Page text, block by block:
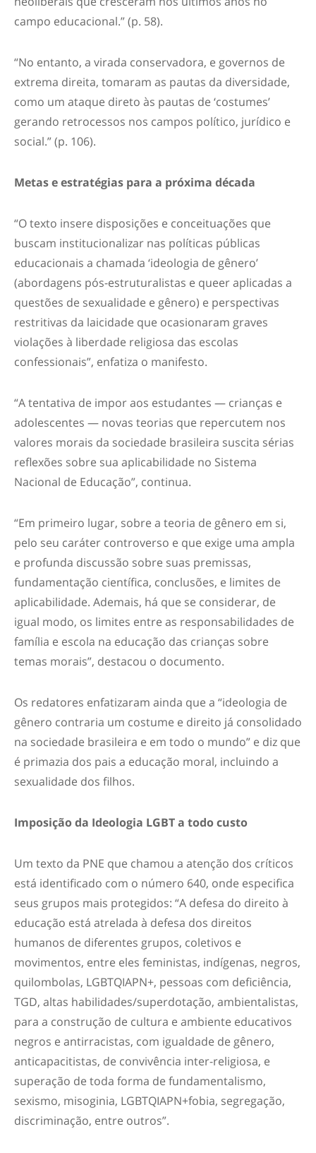
campo educacional.” (p. 58).
“No entanto, a virada conservadora, e governos de
extrema direita, tomaram as pautas da diversidade,
como um ataque direto às pautas de ‘costumes’
gerando retrocessos nos campos político, jurídico e
social.” (p. 106).
Metas e estratégias para a próxima década
“O texto insere disposições e conceituações que
buscam institucionalizar nas políticas públicas
educacionais a chamada ‘ideologia de gênero’
(abordagens pós-estruturalistas e queer aplicadas a
questões de sexualidade e gênero) e perspectivas
restritivas da laicidade que ocasionaram graves
violações à liberdade religiosa das escolas
confessionais”, enfatiza o manifesto.
“A tentativa de impor aos estudantes — crianças e
adolescentes — novas teorias que repercutem nos
valores morais da sociedade brasileira suscita sérias
reflexões sobre sua aplicabilidade no Sistema
Nacional de Educação”, continua.
“Em primeiro lugar, sobre a teoria de gênero em si,
pelo seu caráter controverso e que exige uma ampla
e profunda discussão sobre suas premissas,
fundamentação científica, conclusões, e limites de
aplicabilidade. Ademais, há que se considerar, de
igual modo, os limites entre as responsabilidades de
família e escola na educação das crianças sobre
temas morais”, destacou o documento.
Os redatores enfatizaram ainda que a “ideologia de
gênero contraria um costume e direito já consolidado
na sociedade brasileira e em todo o mundo” e diz que
é primazia dos pais a educação moral, incluindo a
sexualidade dos filhos.
Imposição da Ideologia LGBT a todo custo
Um texto da PNE que chamou a atenção dos críticos
está identificado com o número 640, onde especifica
seus grupos mais protegidos: “A defesa do direito à
educação está atrelada à defesa dos direitos
humanos de diferentes grupos, coletivos e
movimentos, entre eles feministas, indígenas, negros,
quilombolas, LGBTQIAPN+, pessoas com deficiência,
TGD, altas habilidades/superdotação, ambientalistas,
para a construção de cultura e ambiente educativos
negros e antirracistas, com igualdade de gênero,
anticapacitistas, de convivência inter-religiosa, e
superação de toda forma de fundamentalismo,
sexismo, misoginia, LGBTQIAPN+fobia, segregação,
discriminação, entre outros”.